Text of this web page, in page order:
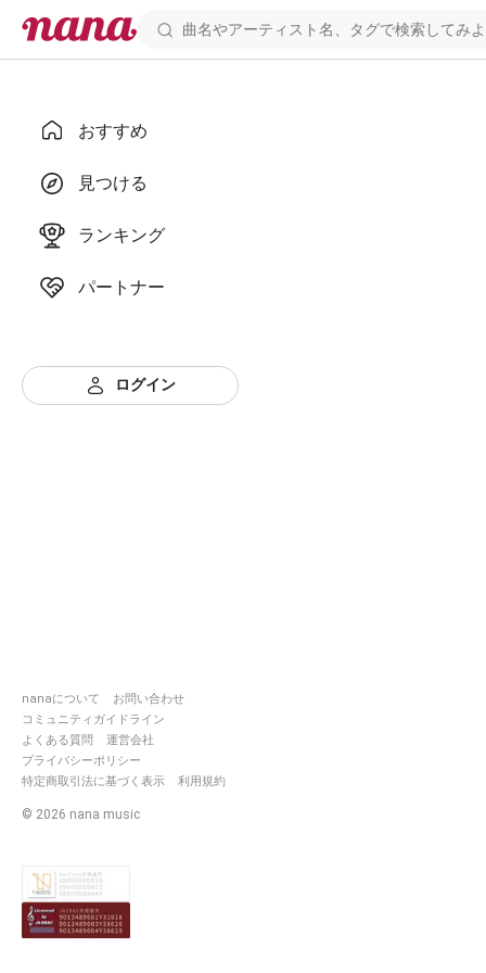
おすすめ
見つける
ランキング
パートナー
ログイン
nanaについて
お問い合わせ
コミュニティガイドライン
よくある質問
運営会社
プライバシーポリシー
特定商取引法に基づく表示
利用規約
© 2026 nana music